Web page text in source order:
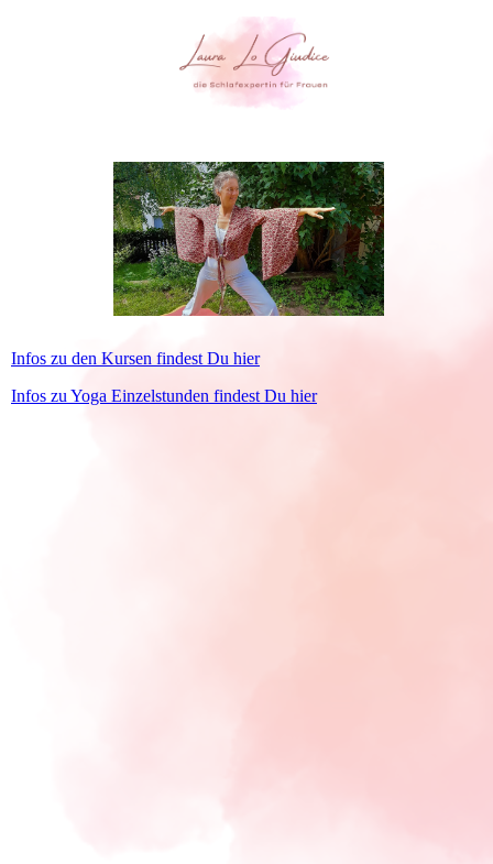
Infos zu den Kursen findest Du hier
Infos zu Yoga Einzelstunden findest Du hier